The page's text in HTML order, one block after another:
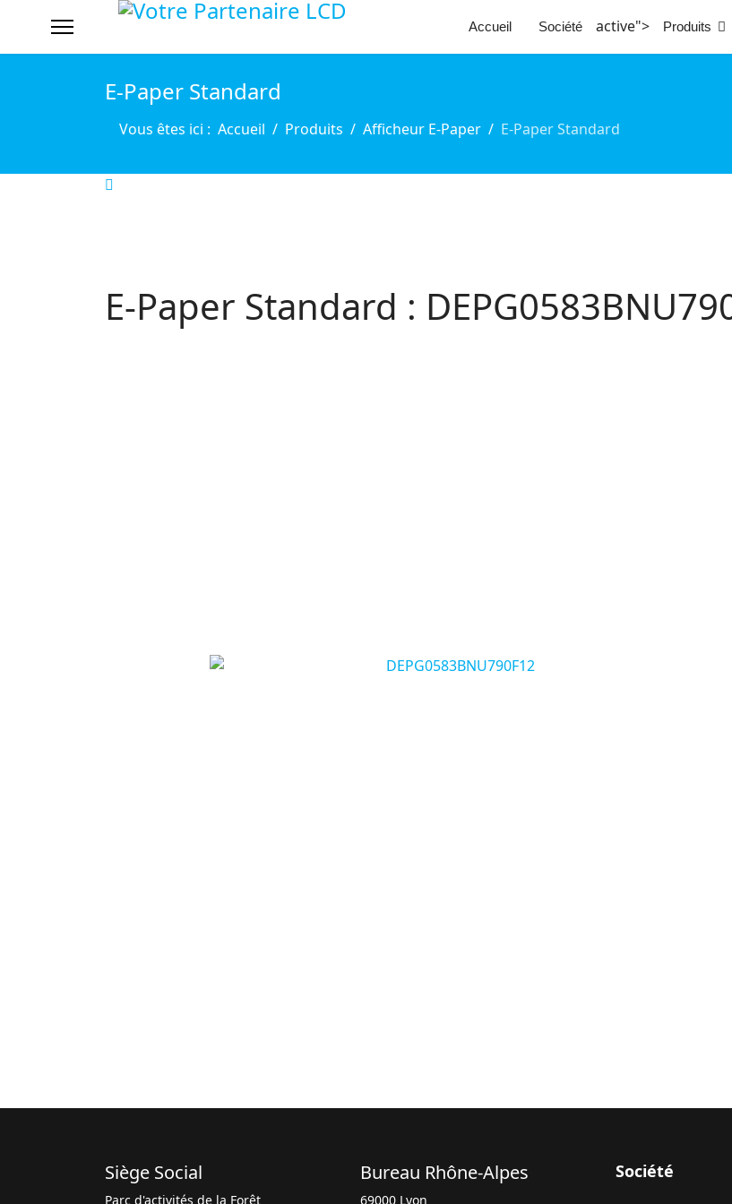
Accueil Société active"> Produits
E-Paper Standard
Vous êtes ici : Accueil Produits Afficheur E-Paper E-Paper Standard
E-Paper Standard :
Siège Social
Parc d'activités de la Forêt
Bureau Rhône-Alpes
69000 Lyon
Société